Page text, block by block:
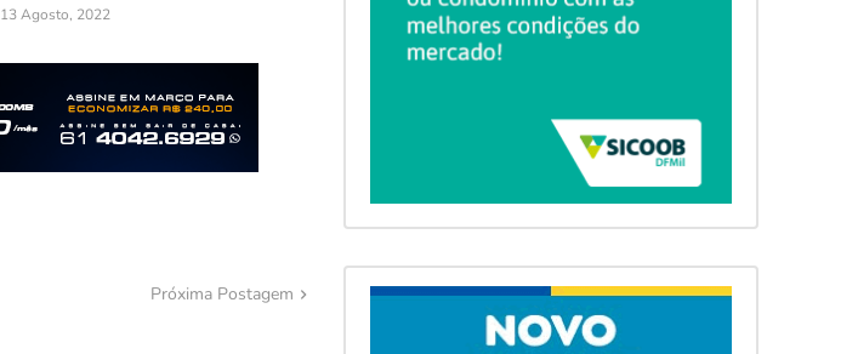
13 Agosto, 2022
Próxima Postagem